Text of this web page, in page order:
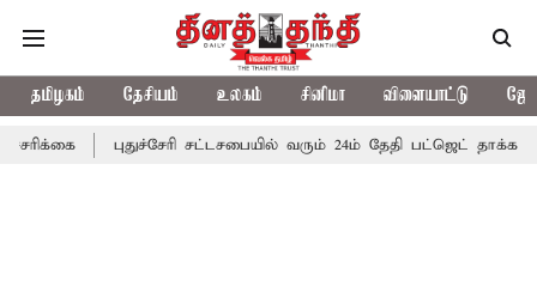
தமிழகம் தேசியம் உலகம் சினிமா விளையாட்டு
புதுச்சேரி சட்டசபையில் வரும் 24ம் தேதி பட்ஜெட் தாக்கல் செய்கிறார்